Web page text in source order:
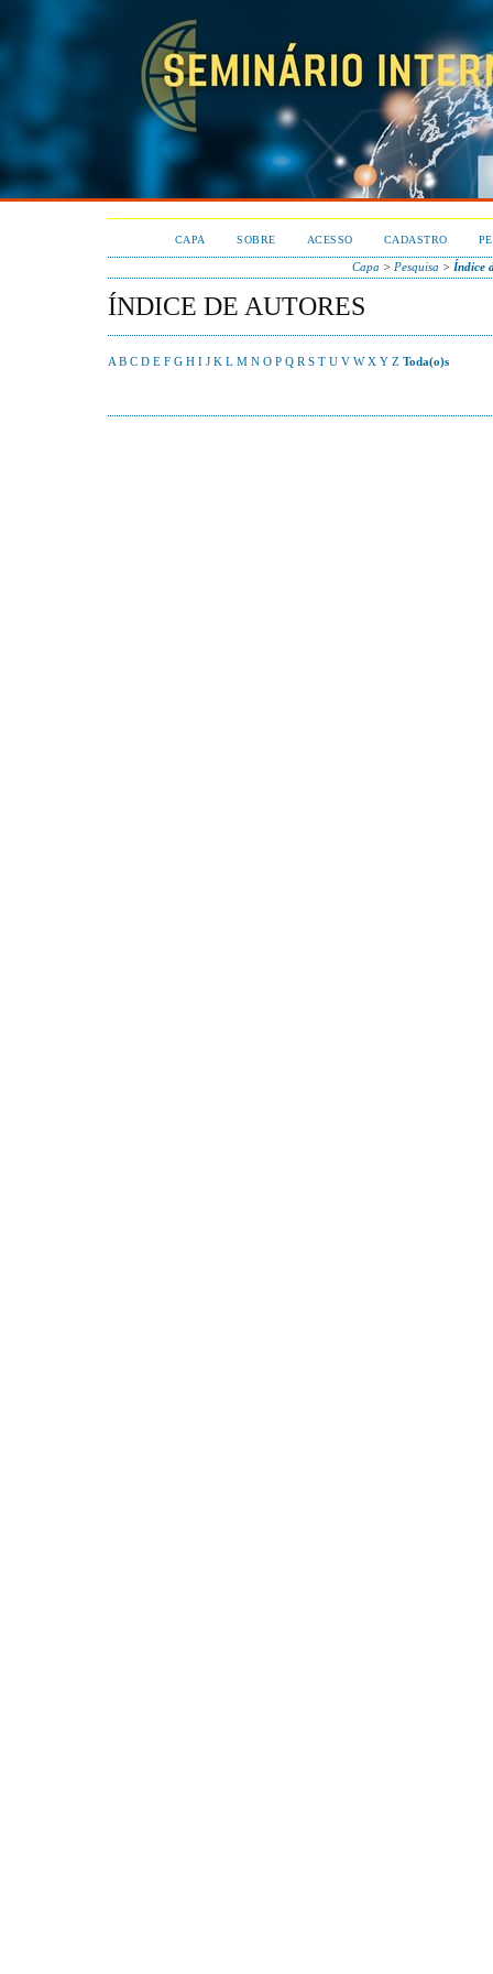
CAPA SOBRE ACESSO CADASTRO
Capa > Pesquisa > Índice
ÍNDICE DE AUTORES
A B C D E F G H I J K L M N O P Q R S T U V W X Y Z Toda(o)s